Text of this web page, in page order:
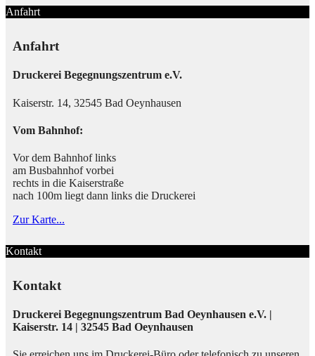
Anfahrt
Anfahrt
Druckerei Begegnungszentrum e.V.
Kaiserstr. 14, 32545 Bad Oeynhausen
Vom Bahnhof:
Vor dem Bahnhof links
am Busbahnhof vorbei
rechts in die Kaiserstraße
nach 100m liegt dann links die Druckerei
Zur Karte...
Kontakt
Kontakt
Druckerei Begegnungszentrum Bad Oeynhausen e.V. |
Kaiserstr. 14 | 32545 Bad Oeynhausen